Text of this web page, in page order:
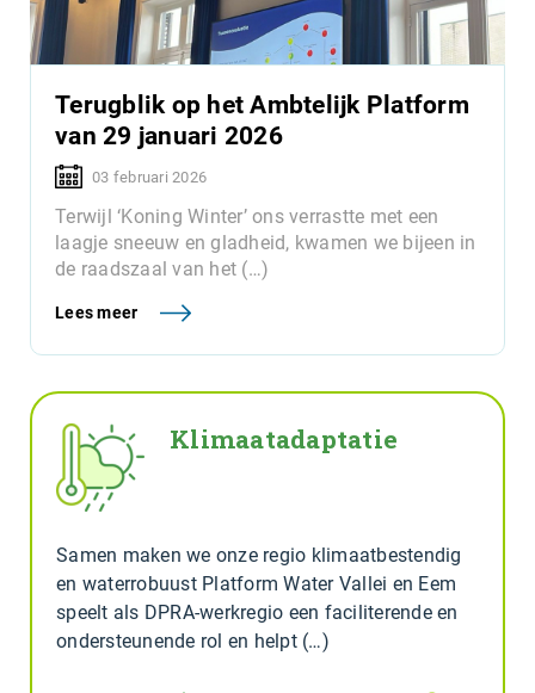
Terugblik op het Ambtelijk Platform
van 29 januari 2026
03 februari 2026
Terwijl ‘Koning Winter’ ons verrastte met een
laagje sneeuw en gladheid, kwamen we bijeen in
de raadszaal van het (…)
Lees meer
Klimaatadaptatie
Samen maken we onze regio klimaatbestendig
en waterrobuust Platform Water Vallei en Eem
speelt als DPRA-werkregio een faciliterende en
ondersteunende rol en helpt (…)